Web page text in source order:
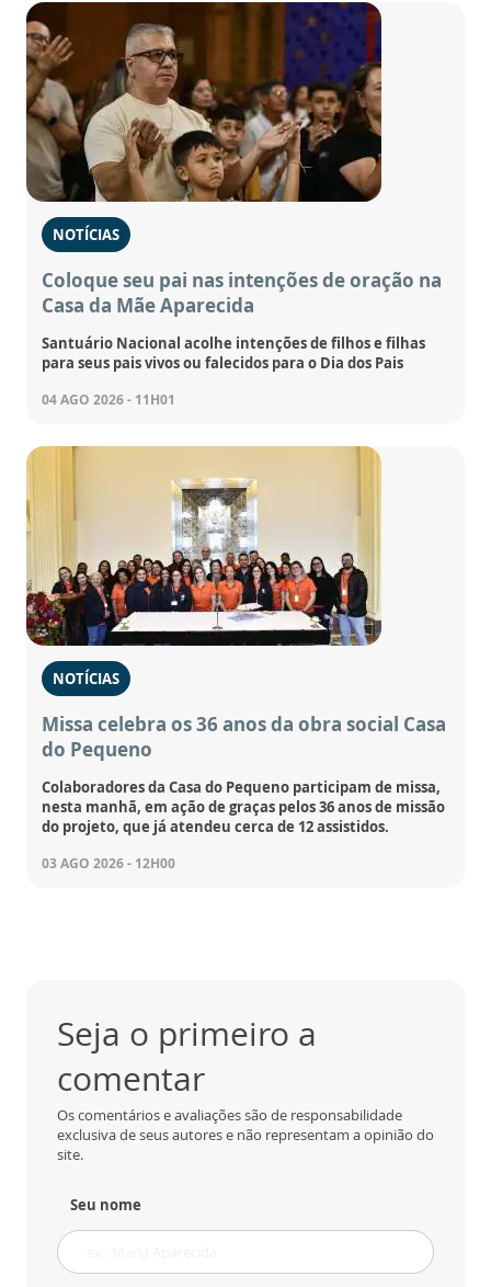
NOTÍCIAS
Coloque seu pai nas intenções de oração na
Casa da Mãe Aparecida
Santuário Nacional acolhe intenções de filhos e filhas
para seus pais vivos ou falecidos para o Dia dos Pais
04 AGO 2026 - 11H01
NOTÍCIAS
Missa celebra os 36 anos da obra social Casa
do Pequeno
Colaboradores da Casa do Pequeno participam de missa,
nesta manhã, em ação de graças pelos 36 anos de missão
do projeto, que já atendeu cerca de 12 assistidos.
03 AGO 2026 - 12H00
Seja o primeiro a
comentar
Os comentários e avaliações são de responsabilidade
exclusiva de seus autores e não representam a opinião do
site.
Seu nome